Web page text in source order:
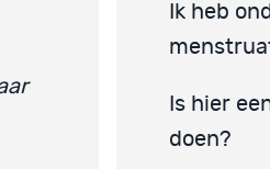
Ik heb
Is hier
doen?